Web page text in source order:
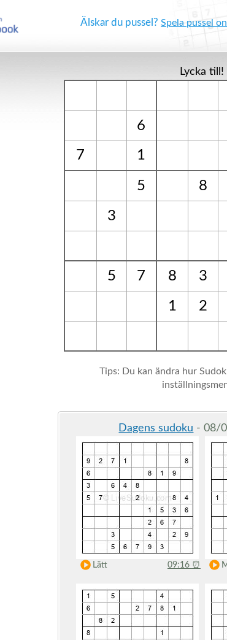
Älskar du pussel?Spela pussel
Lycka till!
6
7
1
5 8
3
5 7 8 3
1
2
Tips: Du kan ändra hur
Dagens sudoku - 08/
Lätt 09:16 ⏰